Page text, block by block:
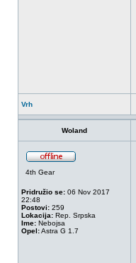
Vrh
Woland
4th Gear
Pridružio se: 06 Nov 2017
22:48
Postovi: 259
Lokacija: Rep. Srpska
Ime: Nebojsa
Opel:Astra G 1.7